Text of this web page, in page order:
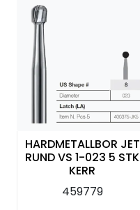
HARDMETALLBOR JET
RUND VS 1-023 5 STK
KERR
459779